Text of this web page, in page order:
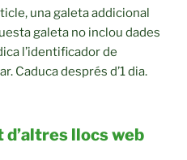
una galeta addicional
galeta no inclou dades
l’identificador de
Caduca després d’1 dia.
llocs web